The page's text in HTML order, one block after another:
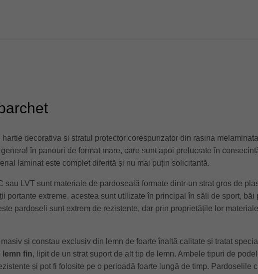
decorativa si stratul protector corespunzator din rasina
în panouri de format mare, care sunt apoi prelucrate în
laminat este complet diferită și nu mai puțin solicitantă.
LVT sunt materiale de pardoseală formate dintr-un strat gros de
portante extreme, acestea sunt utilizate în principal în săli de sport, băi
pardoseli sunt extrem de rezistente, dar prin proprietățile lor
și constau exclusiv din lemn de foarte înaltă calitate și tratat
lemn fin, lipit de un strat suport de alt tip de lemn. Ambele tipuri de
și pot fi folosite pe o perioadă foarte lungă de timp. Pardoselile